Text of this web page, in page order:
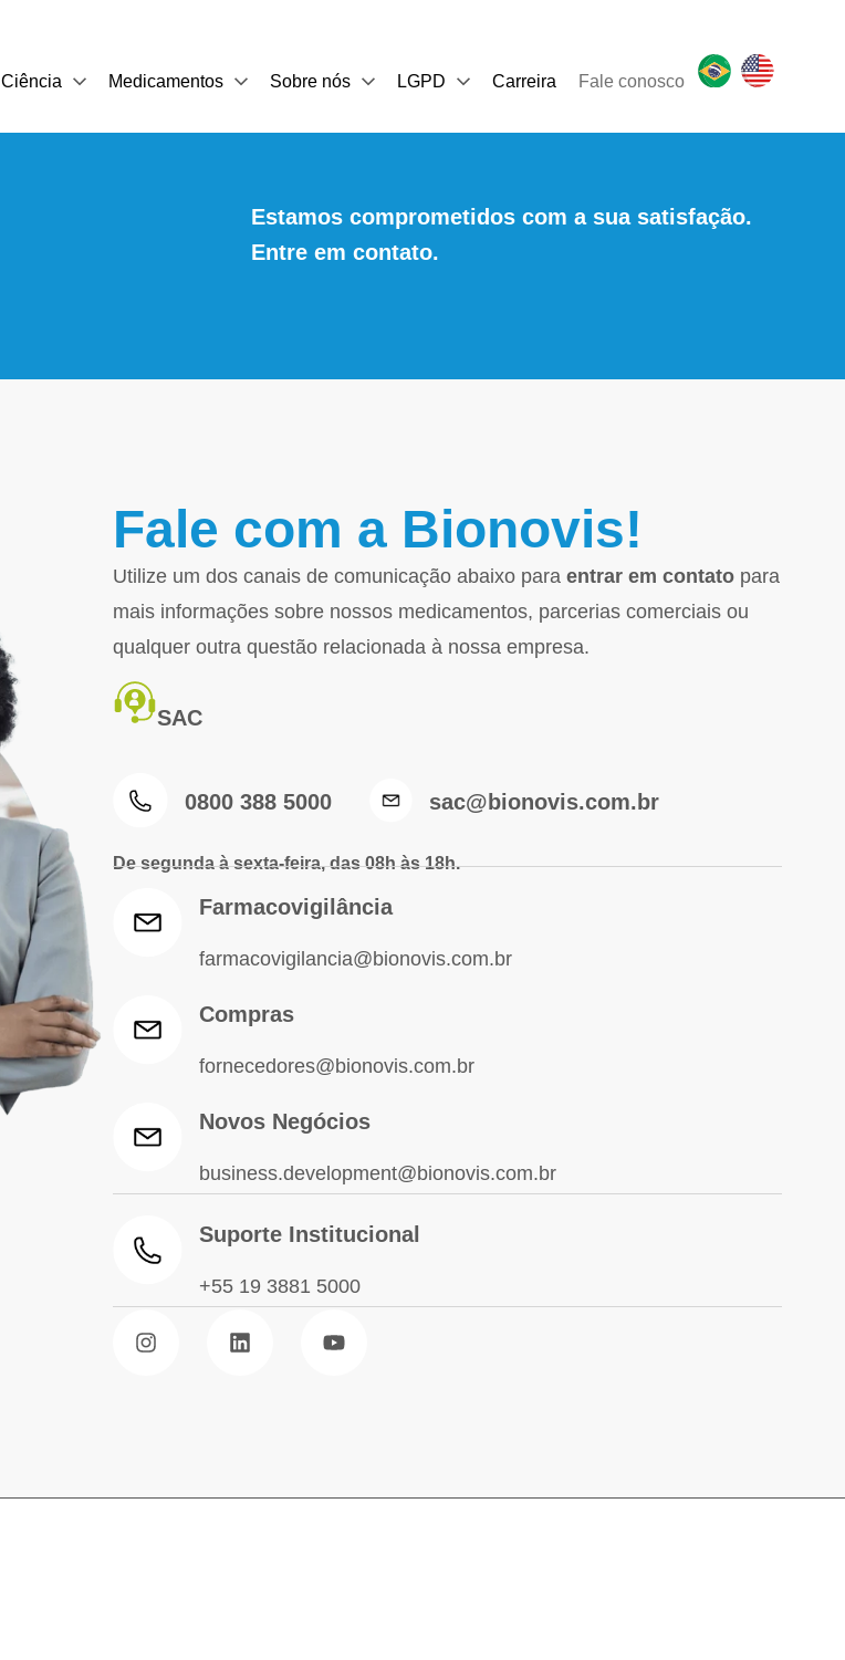
Ciência Medicamentos Sobre nós LGPD Carreira Fale conosco
Estamos comprometidos com a sua satisfação.
Entre em contato.
Fale com a Bionovis!
Utilize um dos canais de comunicação abaixo para entrar em contato para
mais informações sobre nossos medicamentos, parcerias comerciais ou
qualquer outra questão relacionada à nossa empresa.
SAC
0800 388 5000 sac@bionovis.com.br
De segunda à sexta-feira, das 08h às 18h.
Farmacovigilância
farmacovigilancia@bionovis.com.br
Compras
fornecedores@bionovis.com.br
Novos Negócios
business.development@bionovis.com.br
Suporte Institucional
+55 19 3881 5000